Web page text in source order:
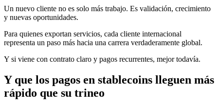
Un nuevo cliente no es solo más trabajo. Es validación, crecimiento
y nuevas oportunidades.
Para quienes exportan servicios, cada cliente internacional
representa un paso más hacia una carrera verdaderamente global.
Y si viene con contrato claro y pagos recurrentes, mejor todavía.
Y que los pagos en stablecoins lleguen más
rápido que su trineo